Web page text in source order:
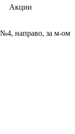
Акции
направо, за м-ом